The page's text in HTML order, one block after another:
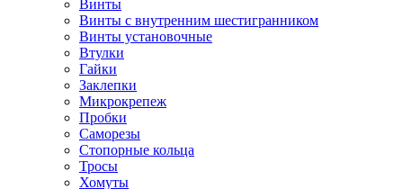
Винты
Винты с внутренним шестигранником
Винты установочные
Втулки
Гайки
Заклепки
Микрокрепеж
Пробки
Саморезы
Стопорные кольца
Тросы
Хомуты